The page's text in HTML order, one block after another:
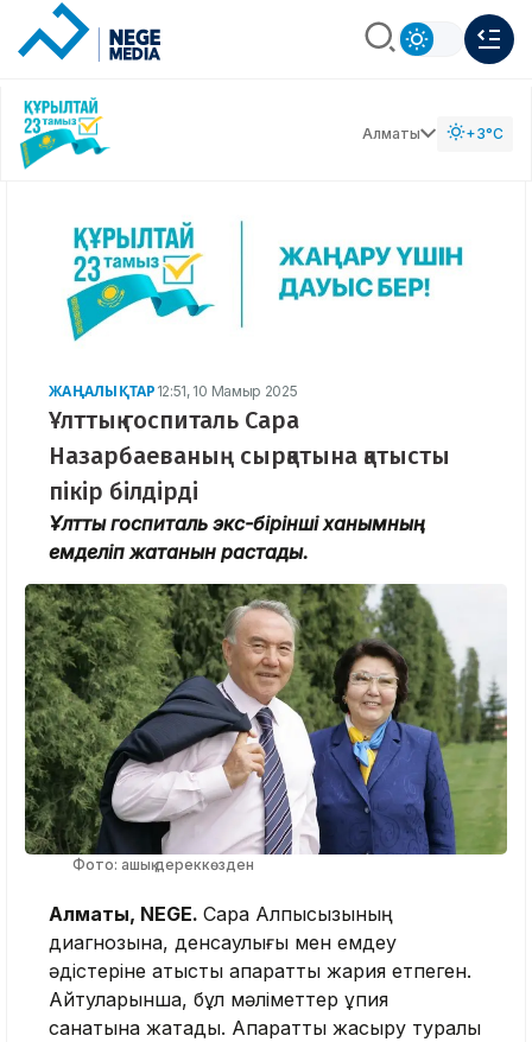
Алматы +3°C
ЖАҢАЛЫҚТАР 12:51, 10 Мамыр 2025
Ұлттық госпиталь Сара
Назарбаеваның сырқатына қатысты
пікір білдірді
Ұлттық госпиталь экс-бірінші ханымның
емделіп жатқанын растады.
Фото: ашық дереккөзден
Алматы, NEGE. Сара Алпысқызының
диагнозына, денсаулығы мен емдеу
әдістеріне қатысты ақпаратты жария етпеген.
Айтуларынша, бұл мәліметтер құпия
санатына жатады. Ақпаратты жасыру туралы